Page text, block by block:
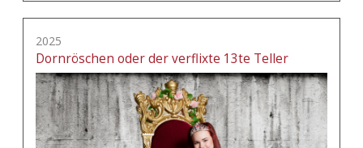
2025
Dornröschen oder der verflixte 13te Teller